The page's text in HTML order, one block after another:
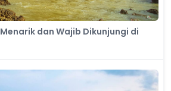
dan Wajib Dikunjungi di